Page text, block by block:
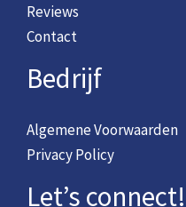
Reviews
Contact
Bedrijf
Algemene Voorwaarden
Privacy Policy
Let’s connect!